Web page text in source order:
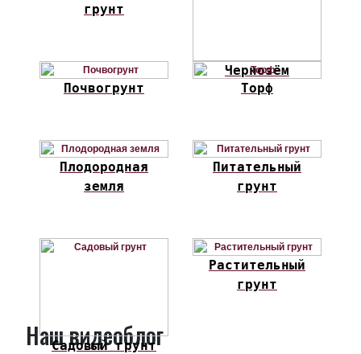
грунт
Чернозём
Почвогрунт
Торф
Плодородная
земля
Питательный
грунт
Садовый грунт
Растительный
грунт
Наш видеоблог